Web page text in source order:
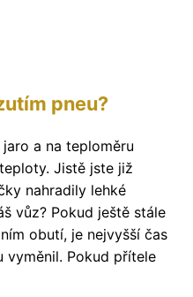
pneu?
a na teploměru
Jistě jste již
nahradily lehké
vůz? Pokud ještě stále
obutí, je nejvyšší čas
vyměnil. Pokud přítele